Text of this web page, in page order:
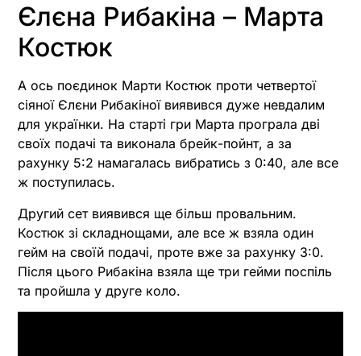
Єлєна Рибакіна – Марта
Костюк
А ось поєдинок Марти Костюк проти четвертої
сіяної Єлєни Рибакіної виявився дуже невдалим
для українки. На старті гри Марта програла дві
своїх подачі та виконала брейк-пойнт, а за
рахунку 5:2 намагалась вибратись з 0:40, але все
ж поступилась.
Другий сет виявився ще більш провальним.
Костюк зі складнощами, але все ж взяла один
гейм на своїй подачі, проте вже за рахунку 3:0.
Після цього Рибакіна взяла ще три гейми поспіль
та пройшла у друге коло.